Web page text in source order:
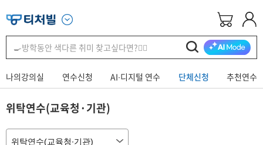
나의강의실 연수신청 AI∙디지털 연수 단체신청 추천연수
위탁연수(교육청·기관)